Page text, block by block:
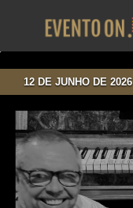
12 DE JUNHO DE 2026